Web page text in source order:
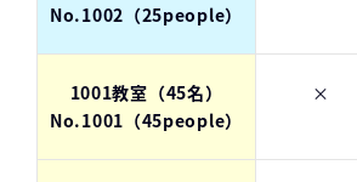
No.1002（25people）
1001教室（45名）
No.1001（45people）
×